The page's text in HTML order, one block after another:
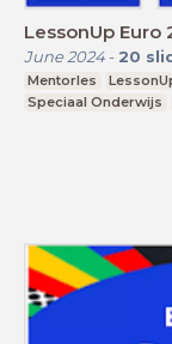
LessonUp Euro
June 2024- 20
Mentorles
Speciaal Onderwijs